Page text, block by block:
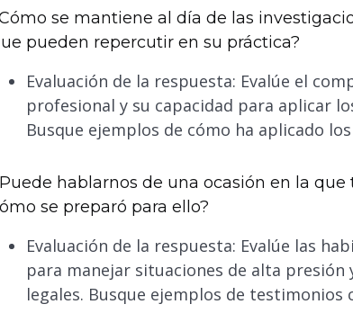
se mantiene al día de las
pueden repercutir en su práctica?
Evaluación de la respuesta: Evalúe el
profesional y su capacidad para aplicar
Busque ejemplos de cómo ha aplicado
hablarnos de una ocasión en la
se preparó para ello?
Evaluación de la respuesta: Evalúe las
para manejar situaciones de alta
legales. Busque ejemplos de testimonios